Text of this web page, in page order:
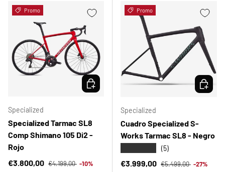
Promo
Specialized
Specialized Tarmac SL8
Comp Shimano 105 Di2 -
Rojo
Precio de venta
€3.800,00 Precio normal
€4.199,00 -10%
ELEGIR OPCIONES
Promo
Specialized
Cuadro Specialized S-
Works Tarmac SL8 - Negro
(5)
Precio de venta
€3.999,00 Precio normal
€5.499,00 -27%
ELEGIR